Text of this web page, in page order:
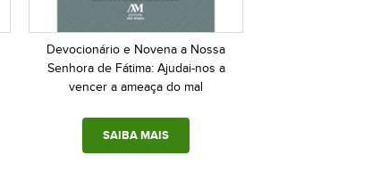
Devocionário e Novena a Nossa
Senhora de Fátima: Ajudai-nos a
vencer a ameaça do mal
SAIBA MAIS